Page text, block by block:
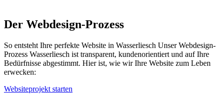
Der Webdesign-Prozess
So entsteht Ihre perfekte Website in Wasserliesch Unser Webdesign-
Prozess Wasserliesch ist transparent, kundenorientiert und auf Ihre
Bedürfnisse abgestimmt. Hier ist, wie wir Ihre Website zum Leben
erwecken:
Websiteprojekt starten